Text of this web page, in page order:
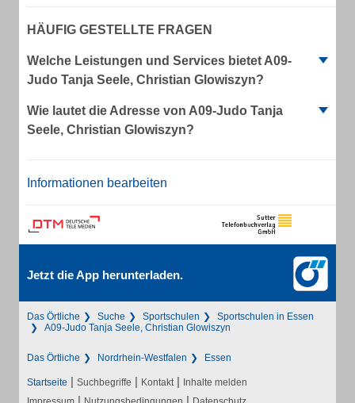
HÄUFIG GESTELLTE FRAGEN
Welche Leistungen und Services bietet A09-
Judo Tanja Seele, Christian Glowiszyn?
Wie lautet die Adresse von A09-Judo Tanja
Seele, Christian Glowiszyn?
Informationen bearbeiten
Jetzt die App herunterladen.
Das Örtliche Suche Sportschulen
Sportschulen in Essen
A09-Judo Tanja Seele, Christian Glowiszyn
Das Örtliche Nordrhein-Westfalen Essen
Startseite | Suchbegriffe | Kontakt | Inhalte melden
| |